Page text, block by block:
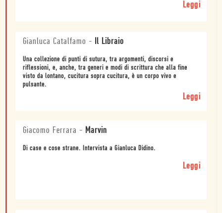
Leggi
Gianluca Catalfamo - Il Libraio
Una collezione di punti di sutura, tra argomenti, discorsi e
riflessioni, e, anche, tra generi e modi di scrittura che alla fine
visto da lontano, cucitura sopra cucitura, è un corpo vivo e
pulsante.
Leggi
Giacomo Ferrara - Marvin
Di case e cose strane. Intervista a Gianluca Didino.
Leggi